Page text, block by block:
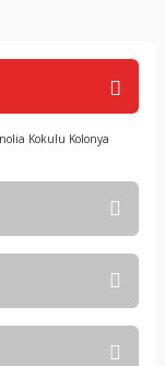
Kokulu Kolonya